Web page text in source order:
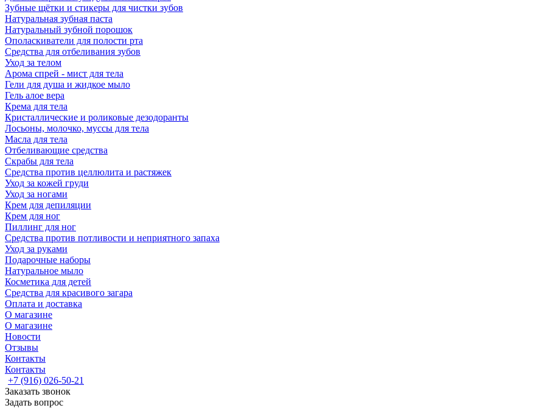
Зубные щётки и стикеры для чистки зубов
Натуральная зубная паста
Натуральный зубной порошок
Ополаскиватели для полости рта
Средства для отбеливания зубов
Уход за телом
Арома спрей - мист для тела
Гели для душа и жидкое мыло
Гель алое вера
Крема для тела
Кристаллические и роликовые дезодоранты
Лосьоны, молочко, муссы для тела
Масла для тела
Отбеливающие средства
Скрабы для тела
Средства против целлюлита и растяжек
Уход за кожей груди
Уход за ногами
Крем для депиляции
Крем для ног
Пиллинг для ног
Средства против потливости и неприятного запаха
Уход за руками
Подарочные наборы
Натуральное мыло
Косметика для детей
Средства для красивого загара
Оплата и доставка
О магазине
О магазине
Новости
Отзывы
Контакты
Контакты
+7 (916) 026-50-21
Заказать звонок
Задать вопрос